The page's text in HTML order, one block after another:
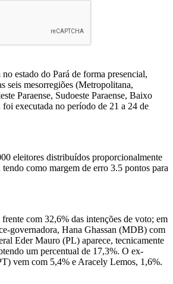
estado do Pará de forma presencial,
seis mesorregiões (Metropolitana,
Paraense, Sudoeste Paraense, Baixo
executada no período de 21 a 24 de
eleitores distribuídos proporcionalmente
tendo como margem de erro 3.5 pontos para
com 32,6% das intenções de voto; em
governadora, Hana Ghassan (MDB) com
Eder Mauro (PL) aparece, tecnicamente
um percentual de 17,3%. O ex-
vem com 5,4% e Aracely Lemos, 1,6%.